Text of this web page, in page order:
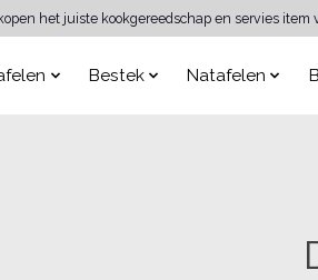
het juiste kookgereedschap en servies
Bestek Natafelen